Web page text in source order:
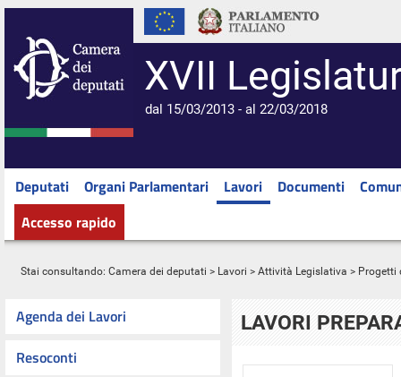
XVII
dal 15/03/2013 - al 22/03/2018
Deputati Organi Parlamentari Lavori Documenti
Accesso rapido
Stai consultando: Camera dei deputati > Lavori > Attività Legislativa > Progetti
Agenda dei Lavori
Resoconti
LAVORI